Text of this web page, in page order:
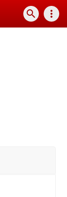
search more_vert